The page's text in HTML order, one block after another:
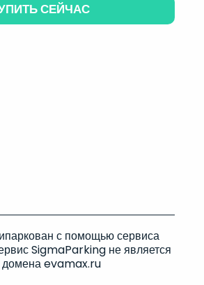
СЕЙЧАС
с помощью сервиса
SigmaParking не является
домена evamax.ru